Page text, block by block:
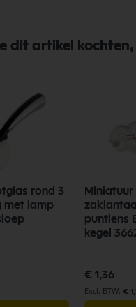
dit artikel
rond 3
met lamp
Miniatuur
puntlens E10, 3,7V, 0,3W
kegel
€ 1,36
€